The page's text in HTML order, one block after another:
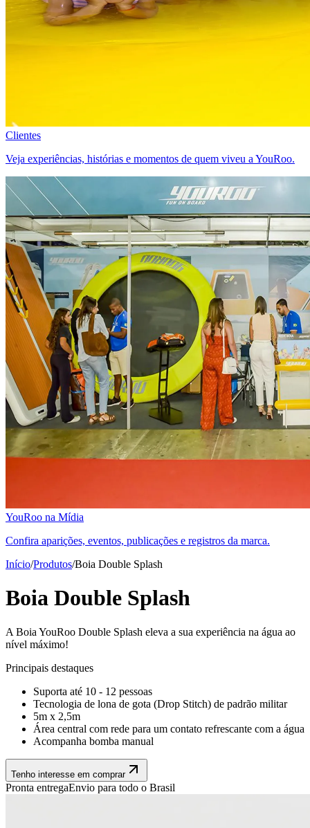
Clientes
Veja experiências, histórias e momentos de quem viveu a YouRoo.
YouRoo na Mídia
Confira aparições, eventos, publicações e registros da marca.
Início/Produtos/Boia Double Splash
Boia Double Splash
A Boia YouRoo Double Splash eleva a sua experiência na água ao
nível máximo!
Principais destaques
Suporta até 10 - 12 pessoas
Tecnologia de lona de gota (Drop Stitch) de padrão militar
5m x 2,5m
Área central com rede para um contato refrescante com a água
Acompanha bomba manual
Tenho interesse em comprar
Pronta entregaEnvio para todo o Brasil